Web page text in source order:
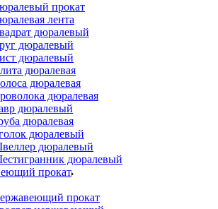
прокат
лента
дюралевый
дюралевый
дюралевый
дюралевая
дюралевая
дюралевая
дюралевый
дюралевая
дюралевый
дюралевый
дюралевый
прокат
прокат